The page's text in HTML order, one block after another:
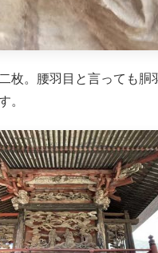
枚。腰羽目と言っても胴
。